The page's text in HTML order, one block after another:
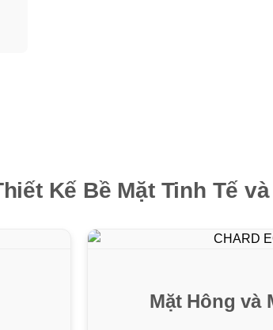
Kế Bề Mặt Tinh Tế
Mặt Hông và